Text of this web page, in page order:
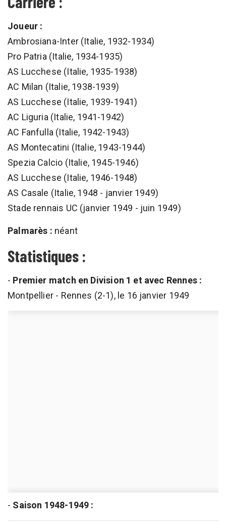
Joueur :
Ambrosiana-Inter (Italie, 1932-1934)
Pro Patria (Italie, 1934-1935)
AS Lucchese (Italie, 1935-1938)
AC Milan (Italie, 1938-1939)
AS Lucchese (Italie, 1939-1941)
AC Liguria (Italie, 1941-1942)
AC Fanfulla (Italie, 1942-1943)
AS Montecatini (Italie, 1943-1944)
Spezia Calcio (Italie, 1945-1946)
AS Lucchese (Italie, 1946-1948)
AS Casale (Italie, 1948 - janvier 1949)
Stade rennais UC (janvier 1949 - juin 1949)
Palmarès : néant
Statistiques :
- Premier match en Division 1 et avec Rennes :
Montpellier - Rennes (2-1), le 16 janvier 1949
- Saison 1948-1949 :